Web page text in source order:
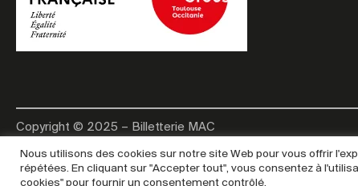
Copyright © 2025 – Billetterie MAC
Nous utilisons des cookies sur notre site Web pour vous offrir
répétées. En cliquant sur "Accepter tout", vous consentez à
cookies" pour fournir un consentement contrôlé.